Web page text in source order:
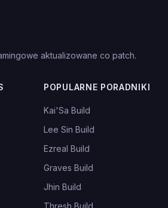
aktualizowane co patch.
POPULARNE PORADNIKI
Kai'Sa Build
Lee Sin Build
Ezreal Build
Graves Build
Jhin Build
Thresh Build